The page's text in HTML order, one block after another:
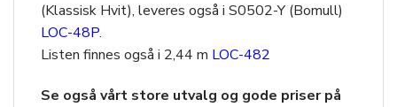
(Klassisk Hvit), leveres også i S0502-Y (Bomull)
LOC-48P.
Listen finnes også i 2,44 m LOC-482
Se også vårt store utvalg og gode priser på